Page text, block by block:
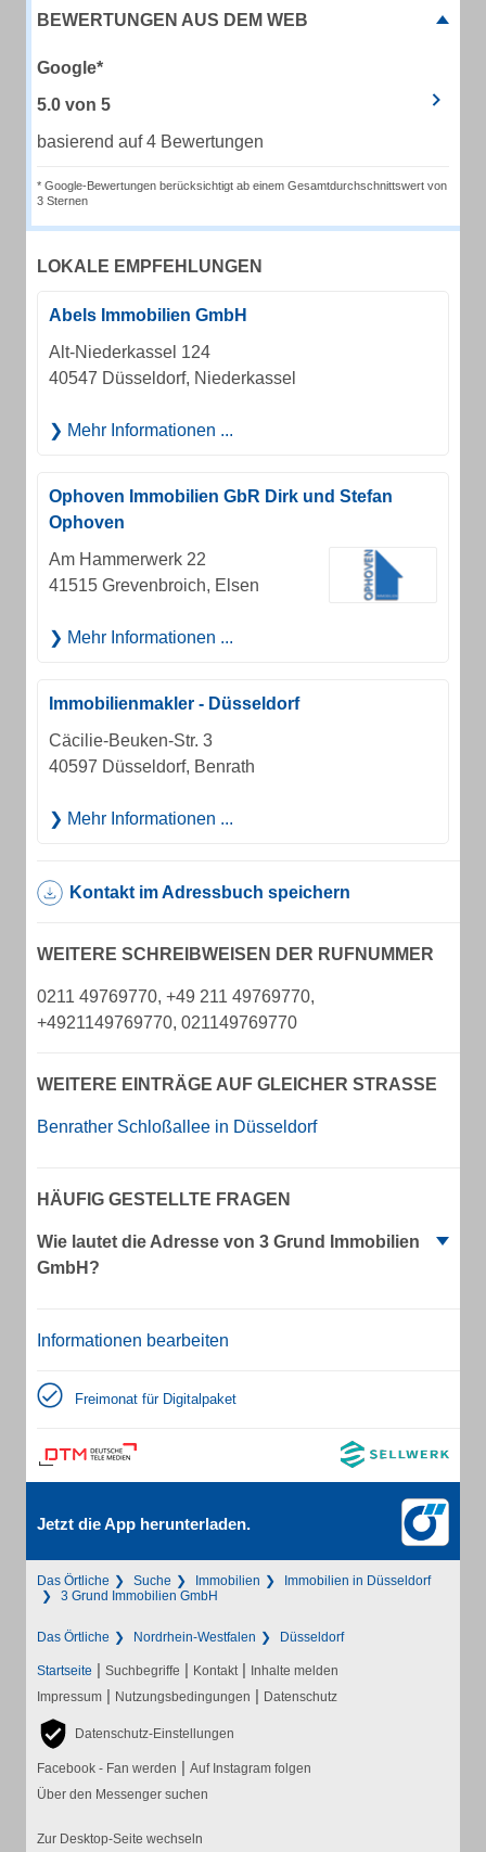
BEWERTUNGEN AUS DEM WEB
Google*
5.0 von 5
basierend auf 4 Bewertungen
* Google-Bewertungen berücksichtigt ab einem Gesamtdurchschnittswert von
3 Sternen
LOKALE EMPFEHLUNGEN
Abels Immobilien GmbH
Alt-Niederkassel 124
40547 Düsseldorf, Niederkassel
Mehr Informationen ...
Ophoven Immobilien GbR Dirk und Stefan
Ophoven
Am Hammerwerk 22
41515 Grevenbroich, Elsen
Mehr Informationen ...
Immobilienmakler - Düsseldorf
Cäcilie-Beuken-Str. 3
40597 Düsseldorf, Benrath
Mehr Informationen ...
Kontakt im Adressbuch speichern
WEITERE SCHREIBWEISEN DER RUFNUMMER
0211 49769770, +49 211 49769770,
+4921149769770, 021149769770
WEITERE EINTRÄGE AUF GLEICHER STRASSE
Benrather Schloßallee in Düsseldorf
HÄUFIG GESTELLTE FRAGEN
Wie lautet die Adresse von 3 Grund Immobilien
GmbH?
Informationen bearbeiten
Freimonat für Digitalpaket
Jetzt die App herunterladen.
Das Örtliche Suche Immobilien
Immobilien in Düsseldorf
3 Grund Immobilien GmbH
Das Örtliche Nordrhein-Westfalen Düsseldorf
Startseite | Suchbegriffe | Kontakt | Inhalte melden
Impressum | Nutzungsbedingungen | Datenschutz
Datenschutz-Einstellungen
Facebook - Fan werden | Auf Instagram folgen
Über den Messenger suchen
Zur Desktop-Seite wechseln